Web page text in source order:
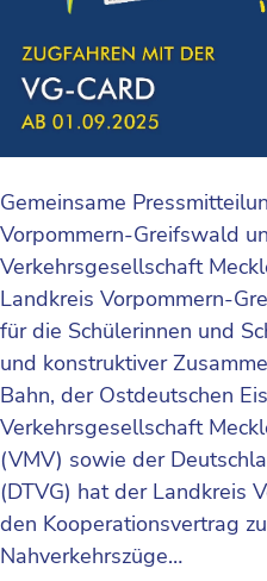
Gemeinsame
Vorpommern-Greifswald
Verkehrsgesellschaft
Landkreis Vorpommern-
für die Schülerinnen und
und konstruktiver
Bahn, der Ostdeutschen
Verkehrsgesellschaft
(VMV) sowie der
(DTVG) hat der Landkreis
den Kooperationsvertrag
Nahverkehrszüge…